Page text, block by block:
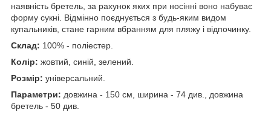
наявність бретель, за рахунок яких при носінні воно набуває
форму сукні. Відмінно поєднується з будь-яким видом
купальників, стане гарним вбранням для пляжу і відпочинку.
Склад: 100% - поліестер.
Колір: жовтий, синій, зелений.
Розмір: універсальний.
Параметри: довжина - 150 см, ширина - 74 див., довжина
бретель - 50 див.